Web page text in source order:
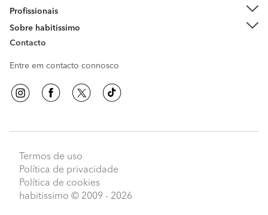
Profissionais
Sobre habitissimo
Contacto
Entre em contacto connosco
Termos de uso
Política de privacidade
Política de cookies
habitissimo © 2009 - 2026